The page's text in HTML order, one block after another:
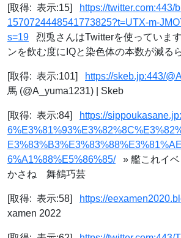
[取得: 表示:15]
https://twitter.com:443/
1570724448541773825?t=UTX-m-
s=19 烈兎さんはTwitterを使っていま
ンを飲む度にIQと染色体の本数が減る
[取得: 表示:101] https://skeb.jp:443/
馬 (@A_yuma1231) | Skeb
[取得: 表示:84]
https://
6%A1%88%E5%86%85/» 艦これイベ
かさね 舞鶴巧芸
[取得: 表示:58] https://
xamen 2022